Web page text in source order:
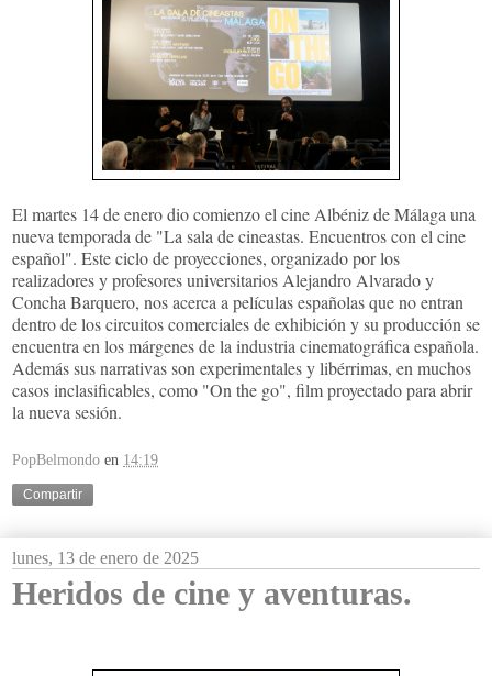
El martes 14 de enero dio comienzo el cine Albéniz de Málaga una
nueva temporada de "La sala de cineastas. Encuentros con el cine
español". Este ciclo de proyecciones, organizado por los
realizadores y profesores universitarios Alejandro Alvarado y
Concha Barquero, nos acerca a películas españolas que no entran
dentro de los circuitos comerciales de exhibición y su producción se
encuentra en los márgenes de la industria cinematográfica española.
Además sus narrativas son experimentales y libérrimas, en muchos
casos inclasificables, como "On the go", film proyectado para abrir
la nueva sesión.
PopBelmondo en 14:19
Compartir
lunes, 13 de enero de 2025
Heridos de cine y aventuras.